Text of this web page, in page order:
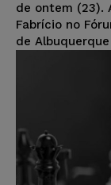
de ontem (23).
Fabrício no
de